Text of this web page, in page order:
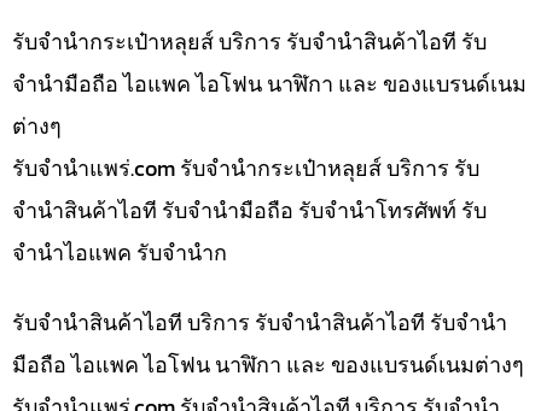
รับจำนำกระเป๋าหลุยส์ บริการ รับจำนำสินค้าไอที รับ
จำนำมือถือ ไอแพค ไอโฟน นาฬิกา และ ของแบรนด์เนม
ต่างๆ
รับจํานําแพร่.com รับจำนำกระเป๋าหลุยส์ บริการ รับ
จำนำสินค้าไอที รับจำนำมือถือ รับจำนำโทรศัพท์ รับ
จำนำไอแพค รับจำนำก
รับจำนำสินค้าไอที บริการ รับจำนำสินค้าไอที รับจำนำ
มือถือ ไอแพค ไอโฟน นาฬิกา และ ของแบรนด์เนมต่างๆ